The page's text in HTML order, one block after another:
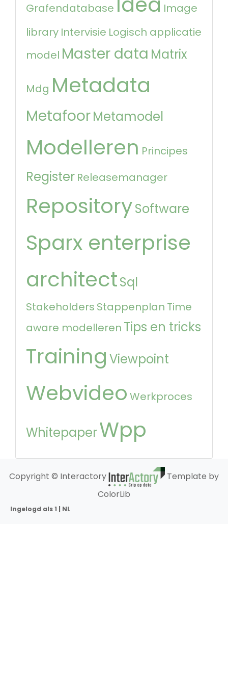
Grafendatabase
Image
library Intervisie Logisch applicatie
model Master data Matrix
Mdg Metadata
MetafoorMetamodel
Modelleren Principes
Register Releasemanager
RepositorySoftware
Sparx enterprise
architectSql
Stakeholders Stappenplan Time
aware modelleren Tips en tricks
Training Viewpoint
Webvideo Werkproces
WhitepaperWpp
Copyright © Interactory
Template by
ColorLib
Ingelogd als 1 | NL